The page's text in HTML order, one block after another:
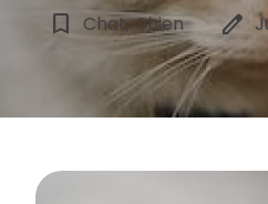
bookmark_border Chat, Chien edit